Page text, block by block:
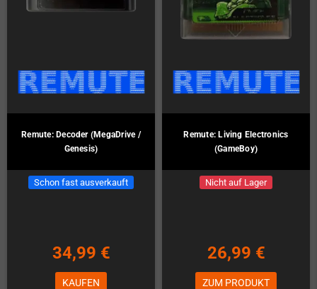
Remute: Decoder (MegaDrive /
Genesis)
Schon fast ausverkauft
34,99 €
KAUFEN
Remute: Living Electronics
(GameBoy)
Nicht auf Lager
26,99 €
ZUM PRODUKT